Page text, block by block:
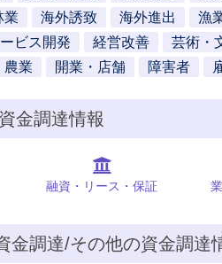
業 海外誘致 海外進出 漁
ビス開発
経営改善 芸術・
農業 開業・店舗 障害者
金調達情報
融資・リース・保証
金調達/その他の資金調達